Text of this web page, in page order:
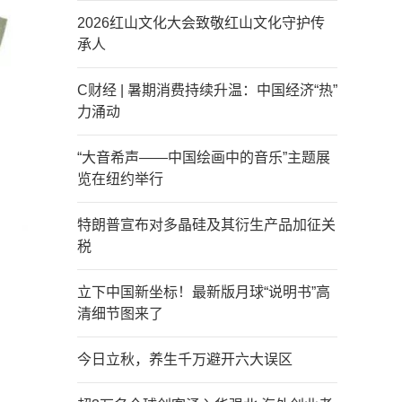
2026红山文化大会致敬红山文化守护传
承人
C财经 | 暑期消费持续升温：中国经济“热”
力涌动
“大音希声——中国绘画中的音乐”主题展
览在纽约举行
特朗普宣布对多晶硅及其衍生产品加征关
税
立下中国新坐标！最新版月球“说明书”高
清细节图来了
今日立秋，养生千万避开六大误区